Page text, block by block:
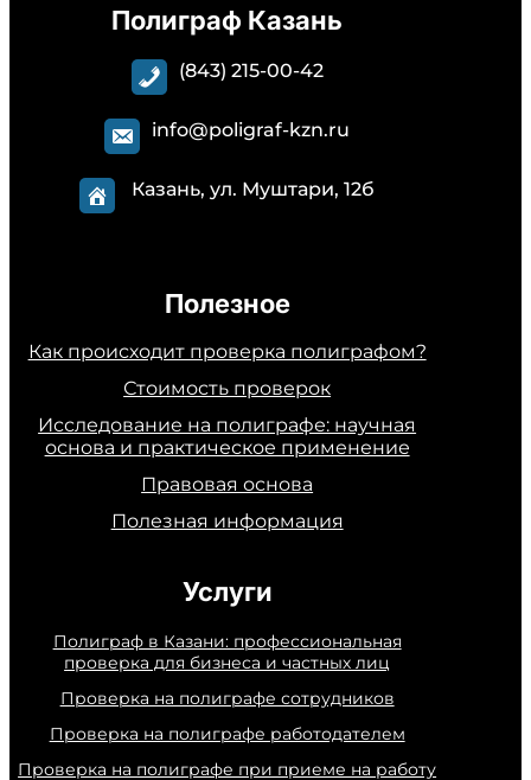
Полиграф Казань
(843) 215-00-42
info@poligraf-kzn.ru
Казань, ул. Муштари, 12б
Полезное
Как происходит проверка полиграфом?
Стоимость проверок
Исследование на полиграфе: научная
основа и практическое применение
Правовая основа
Полезная информация
Услуги
Полиграф в Казани: профессиональная
проверка для бизнеса и частных лиц
Проверка на полиграфе сотрудников
Проверка на полиграфе работодателем
Проверка на полиграфе при приеме на работу